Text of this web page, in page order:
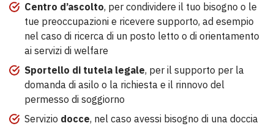
Centro d’ascolto, per condividere il tuo bisogno o le
tue preoccupazioni e ricevere supporto, ad esempio
nel caso di ricerca di un posto letto o di orientamento
ai servizi di welfare
Sportello di tutela legale, per il supporto per la
domanda di asilo o la richiesta e il rinnovo del
permesso di soggiorno
Servizio docce, nel caso avessi bisogno di una doccia